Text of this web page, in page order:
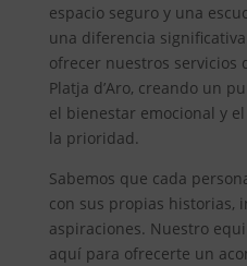
espacio seguro y una
una diferencia
ofrecer nuestros servicios
Platja d’Aro, creando un
el bienestar emocional y
la prioridad.
Sabemos que cada
con sus propias historias,
aspiraciones. Nuestro
aquí para ofrecerte un